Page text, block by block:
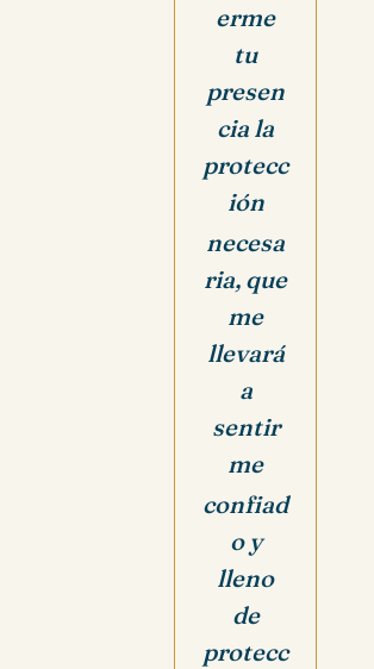
erme
tu
presen
cia la
protecc
ión
necesa
ria, que
me
llevará
a
sentir
me
confiad
o y
lleno
de
protecc